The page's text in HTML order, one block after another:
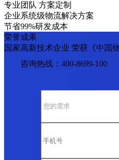
专业团队 方案定制
企业系统级物流解决方案
节省99%研发成本
荣誉成果
国家高新技术企业 荣获《中国
咨询热线：400-8699-100